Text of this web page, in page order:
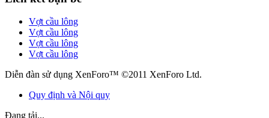
Vợt cầu lông
Vợt cầu lông
Vợt cầu lông
Vợt cầu lông
Diễn đàn sử dụng XenForo™ ©2011 XenForo Ltd.
Quy định và Nội quy
Đang tải...